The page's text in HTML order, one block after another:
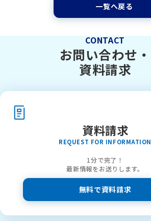
一覧へ戻る
CONTACT
お問い合わせ・
資料請求
資料請求
REQUEST FOR INFORMATION
1分で完了！
最新情報をお送りします。
無料で資料請求